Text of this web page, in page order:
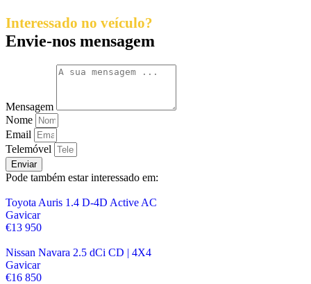
Interessado no veículo?
Envie-nos mensagem
Mensagem
Nome
Email
Telemóvel
Enviar
Pode também estar interessado em:
Toyota Auris 1.4 D-4D Active AC
Gavicar
€13 950
Nissan Navara 2.5 dCi CD | 4X4
Gavicar
€16 850